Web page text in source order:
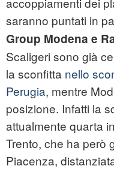
saranno puntati in
Group Modena e
Scaligeri sono già
la sconfitta nello
Perugia, mentre
posizione. Infatti la
attualmente quarta
Trento, che ha però
Piacenza,